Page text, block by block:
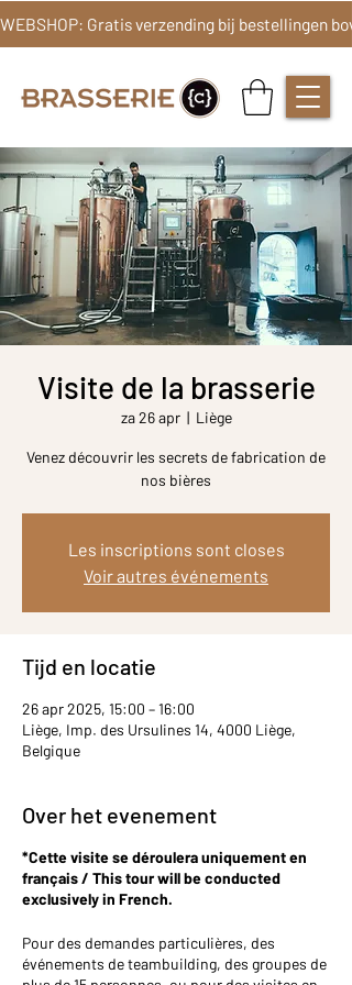
Visite de la brasserie
za 26 apr
  |
Liège
Venez découvrir les secrets de fabrication de
nos bières
Les inscriptions sont closes
Voir autres événements
Tijd en locatie
26 apr 2025, 15:00 – 16:00
Liège, Imp. des Ursulines 14, 4000 Liège,
Belgique
Over het evenement
*Cette visite se déroulera uniquement en
français / This tour will be conducted
exclusively in French.
Pour des demandes particulières, des
événements de teambuilding, des groupes de